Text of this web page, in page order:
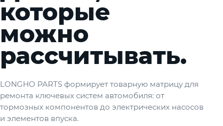
которые
можно
рассчитывать.
LONGHO PARTS формирует товарную матрицу для
ремонта ключевых систем автомобиля: от
тормозных компонентов до электрических насосов
и элементов впуска.